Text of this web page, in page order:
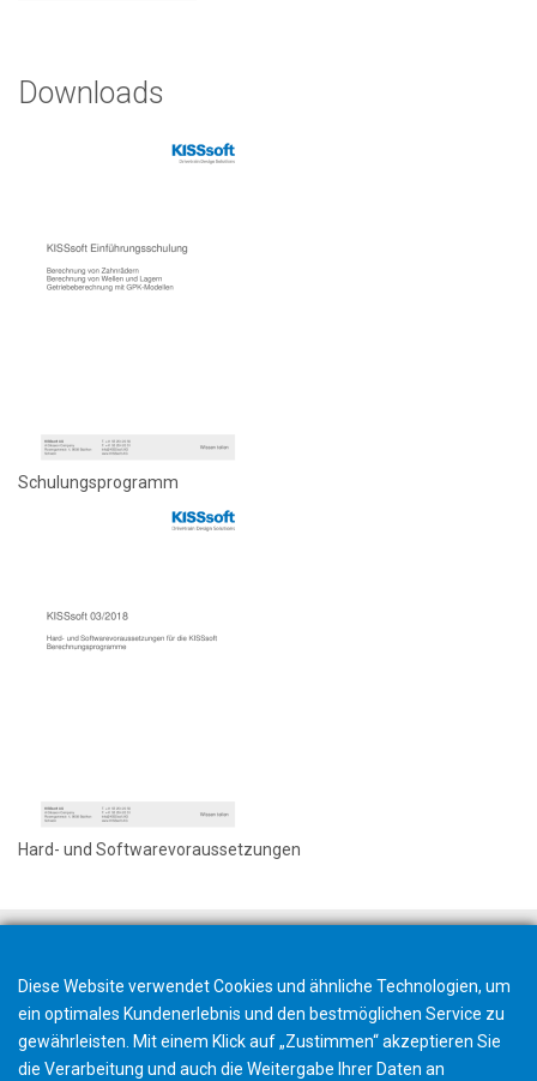
Downloads
Schulungsprogramm
Hard- und Softwarevoraussetzungen
Diese Website verwendet Cookies und ähnliche Technologien, um
ein optimales Kundenerlebnis und den bestmöglichen Service zu
gewährleisten. Mit einem Klick auf „Zustimmen“ akzeptieren Sie
die Verarbeitung und auch die Weitergabe Ihrer Daten an